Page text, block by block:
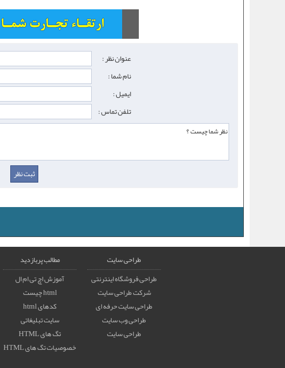
عنوان نظر :
نام شما :
ایمیل :
تلفن تماس :
طراحی سایت
طراحی فروشگاه اینترنتی
شرکت طراحی سایت
طراحی سایت حرفه ای
طراحی وب سایت
طراحی سایت
مطالب پربازدید
آموزش اچ تی ام ال
html چیست
کدهای html
سایت تبلیغاتی
تگ های HTML
خصوصيات تگ های HTML